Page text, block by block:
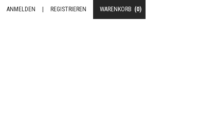
WARENKORB (0)
REGISTRIEREN
ANMELDEN